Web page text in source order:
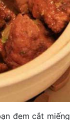
đem cắt miếng